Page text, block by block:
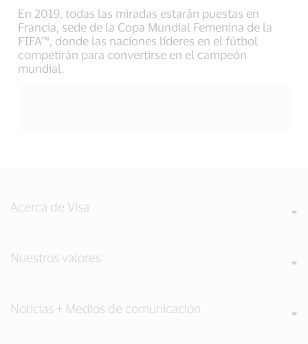
En 2019, todas las miradas estarán puestas en
Francia, sede de la Copa Mundial Femenina de la
FIFA™, donde las naciones líderes en el fútbol
competirán para convertirse en el campeón
mundial.
Acerca de Visa
Nuestros valores
Noticias + Medios de comunicación